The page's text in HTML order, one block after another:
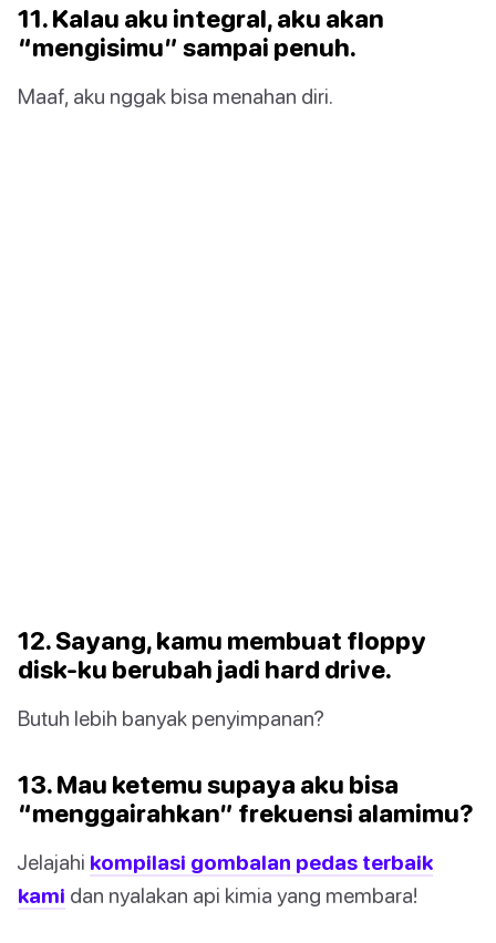
11. Kalau aku integral, aku akan
“mengisimu” sampai penuh.
Maaf, aku nggak bisa menahan diri.
12. Sayang, kamu membuat floppy
disk-ku berubah jadi hard drive.
Butuh lebih banyak penyimpanan?
13. Mau ketemu supaya aku bisa
“menggairahkan” frekuensi alamimu?
Jelajahi kompilasi gombalan pedas terbaik
kami dan nyalakan api kimia yang membara!